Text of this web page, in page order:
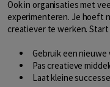
Ook in organisaties met
experimenteren. Je hoeft
creatiever te werken. Start
Gebruik een nieuwe
Pas creatieve
Laat kleine